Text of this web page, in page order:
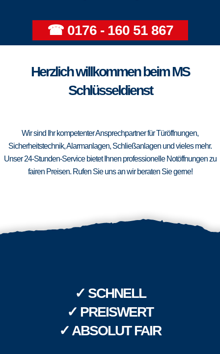
☎ 0176 - 160 51 867
Herzlich willkommen beim MS
Schlüsseldienst
Wir sind Ihr kompetenter Ansprechpartner für Türöffnungen,
Sicherheitstechnik, Alarmanlagen, Schließanlagen und vieles mehr.
Unser 24-Stunden-Service bietet Ihnen professionelle Notöffnungen zu
fairen Preisen. Rufen Sie uns an wir beraten Sie gerne!
✓ SCHNELL
✓ PREISWERT
✓ ABSOLUT FAIR